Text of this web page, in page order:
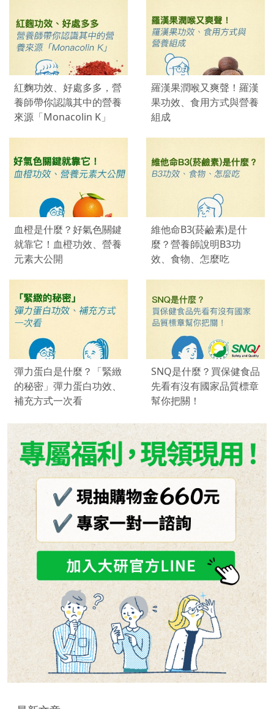
紅麴功效、好處多多，營
養師帶你認識其中的營養
來源「Monacolin K」
羅漢果潤喉又爽聲！羅漢
果功效、食用方式與營養
組成
血橙是什麼？好氣色關鍵
就靠它！血橙功效、營養
元素大公開
維他命B3(菸鹼素)是什
麼？營養師說明B3功
效、食物、怎麼吃
彈力蛋白是什麼？「緊緻
的秘密」彈力蛋白功效、
補充方式一次看
SNQ是什麼？買保健食品
先看有沒有國家品質標章
幫你把關！